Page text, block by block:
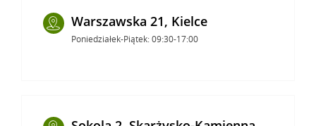
Warszawska 21, Kielce
Poniedziałek-Piątek: 09:30-17:00